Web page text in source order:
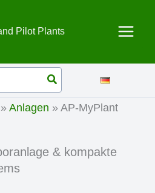
Pilot Plants
» Anlagen » AP-MyPlant
& kompakte